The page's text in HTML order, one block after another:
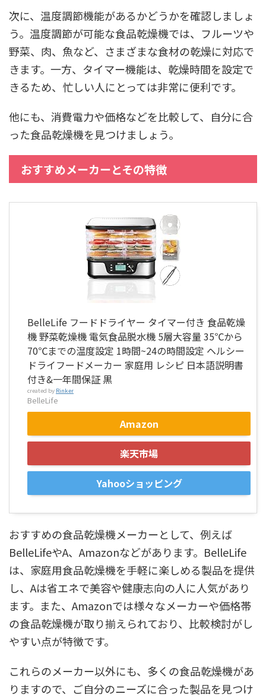
次に、温度調節機能があるかどうかを確認しましょ
う。温度調節が可能な食品乾燥機では、フルーツや
野菜、肉、魚など、さまざまな食材の乾燥に対応で
きます。一方、タイマー機能は、乾燥時間を設定で
きるため、忙しい人にとっては非常に便利です。
他にも、消費電力や価格などを比較して、自分に合
った食品乾燥機を見つけましょう。
おすすめメーカーとその特徴
BelleLife フードドライヤー タイマー付き 食品乾燥
機 野菜乾燥機 電気食品脱水機 5層大容量 35℃から
70℃までの温度設定 1時間~24の時間設定 ヘルシー
ドライフードメーカー 家庭用 レシピ 日本語説明書
付き&一年間保証 黒
created by Rinker
BelleLife
Amazon
楽天市場
Yahooショッピング
おすすめの食品乾燥機メーカーとして、例えば
BelleLifeやA、Amazonなどがあります。BelleLife
は、家庭用食品乾燥機を手軽に楽しめる製品を提供
し、Aは省エネで美容や健康志向の人に人気があり
ます。また、Amazonでは様々なメーカーや価格帯
の食品乾燥機が取り揃えられており、比較検討がし
やすい点が特徴です。
これらのメーカー以外にも、多くの食品乾燥機があ
りますので、ご自分のニーズに合った製品を見つけ